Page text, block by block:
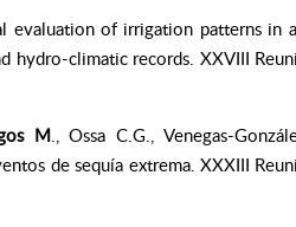
evaluation of irrigation patterns in
hydro-climatic records. XXVIII
M., Ossa C.G., Venegas-
de sequía extrema. XXXIII